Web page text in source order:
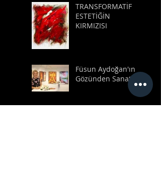
TRANSFORMATİF
ESTETİĞİN
KIRMIZISI
Füsun Aydoğan'ın
Gözünden Sanat